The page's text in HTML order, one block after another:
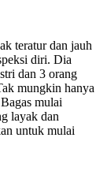
teratur dan jauh
diri. Dia
dan 3 orang
mungkin hanya
mulai
layak dan
untuk mulai